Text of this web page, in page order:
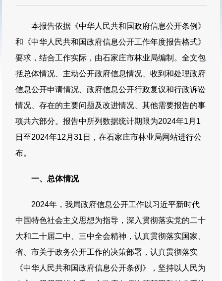
本报告依据《中华人民共和国政府信息公开条例》
和《中华人民共和国政府信息公开工作年度报告格式》
要求，结合工作实际，由石家庄市林业局编制。全文包
括总体情况、主动公开政府信息情况、收到和处理政府
信息公开申请情况、政府信息公开行政复议和行政诉讼
情况、存在的主要问题及改进情况、其他需要报告的事
项共六部分。报告中所列数据统计期限为2024年1月1
日至2024年12月31日，在石家庄市林业局网站进行公
布。
一、总体情况
2024年，我局政府信息公开工作以习近平新时代
中国特色社会主义思想为指导，深入贯彻落实党的二十
大和二十届二中、三中全会精神，认真贯彻落实国家、
省、市关于政务公开工作的决策部署，认真贯彻落实
《中华人民共和国政府信息公开条例》，坚持以人民为